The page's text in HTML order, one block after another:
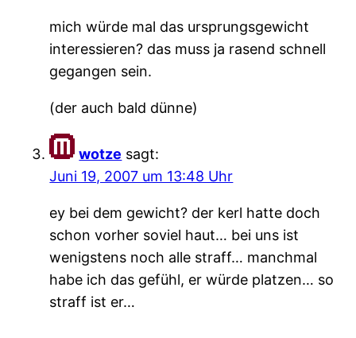
mich würde mal das ursprungsgewicht
interessieren? das muss ja rasend schnell
gegangen sein.
(der auch bald dünne)
wotze sagt:
Juni 19, 2007 um 13:48 Uhr
ey bei dem gewicht? der kerl hatte doch
schon vorher soviel haut… bei uns ist
wenigstens noch alle straff… manchmal
habe ich das gefühl, er würde platzen… so
straff ist er…